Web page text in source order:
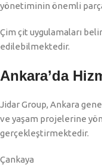
yönetiminin önemli
Çim çit uygulamaları
edilebilmektedir.
Ankara’da
Jidar Group, Ankara
ve yaşam projelerine
gerçekleştirmektedir.
Çankaya